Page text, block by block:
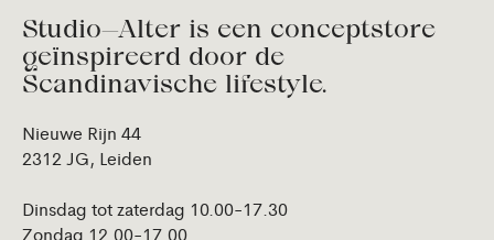
Studio—Alter is een conceptstore
geïnspireerd door de
Scandinavische lifestyle.
Nieuwe Rijn 44
2312 JG, Leiden
Dinsdag tot zaterdag 10.00-17.30
Zondag 12.00-17.00